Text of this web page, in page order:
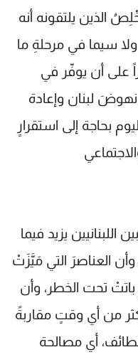
الذين يلتقونه أنه
ولا سيما في مرحلةِ ما
على أن يوفّر في
لبنان وإعادة
بحاجة إلى استقرارٍ
يزيد فيما
العناصرَ التي مَيَّزَتْ
تحت الخطر، وأن
من أي وقتٍ مقاربةً
أي مصالحة